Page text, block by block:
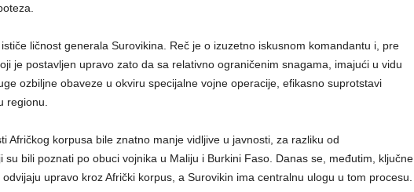
ličnost generala Surovikina. Reč je o izuzetno iskusnom komandantu i, pre
je postavljen upravo zato da sa relativno ograničenim snagama, imajući u vidu
ozbiljne obaveze u okviru specijalne vojne operacije, efikasno suprotstavi
regionu.
Afričkog korpusa bile znatno manje vidljive u javnosti, za razliku od
su bili poznati po obuci vojnika u Maliju i Burkini Faso. Danas se, međutim, ključne
upravo kroz Afrički korpus, a Surovikin ima centralnu ulogu u tom procesu.